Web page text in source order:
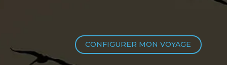
CONFIGURER MON VOYAGE